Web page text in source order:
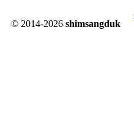
© 2014-2026 shimsangduk